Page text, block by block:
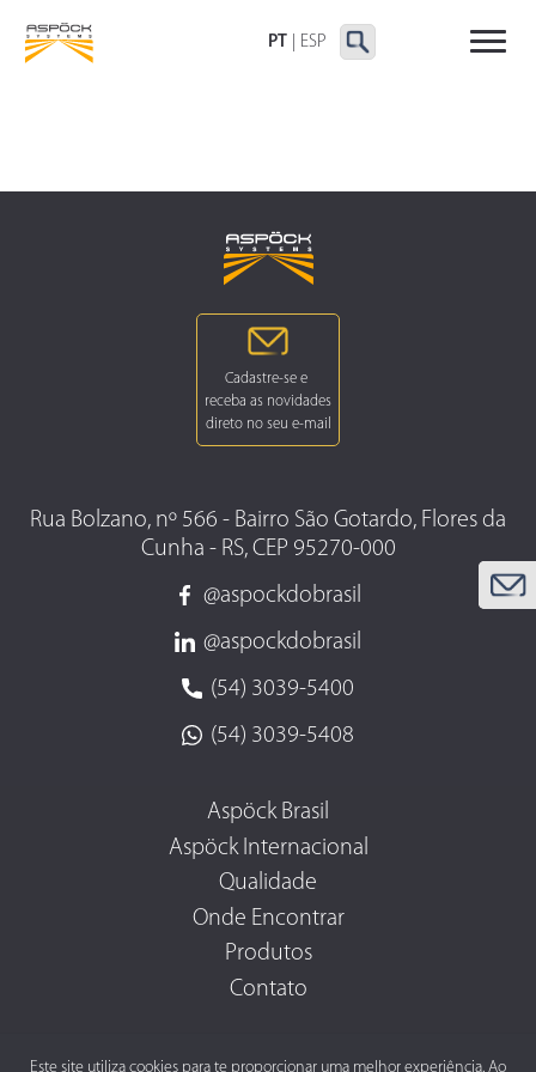
PT ESP
DELIMITADORAS E
LATERAIS
Este site utiliza cookies para te proporcionar uma melhor experiência. Ao
Rua Bolzano, nº 566 - Bairro São Gotardo, Flores da
Cunha - RS, CEP 95270-000
@aspockdobrasil
@aspockdobrasil
(54) 3039-5400
(54) 3039-5408
Aspöck Brasil
Aspöck Internacional
Qualidade
Onde Encontrar
Produtos
Contato